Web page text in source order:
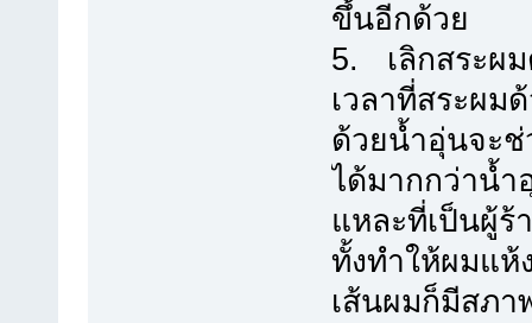
ขึ้นอีกด้วย
5. เลิกสระผ
เวลาที่สระผม
ด้วยน้ำอุ่นจะช่
ได้มากกว่าน้
แหละที่เป็นผู้ร้
ทั้งทำให้ผมแห้
เส้นผมก็มีสภา